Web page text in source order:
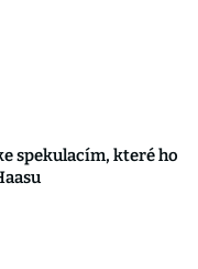
spekulacím, které ho